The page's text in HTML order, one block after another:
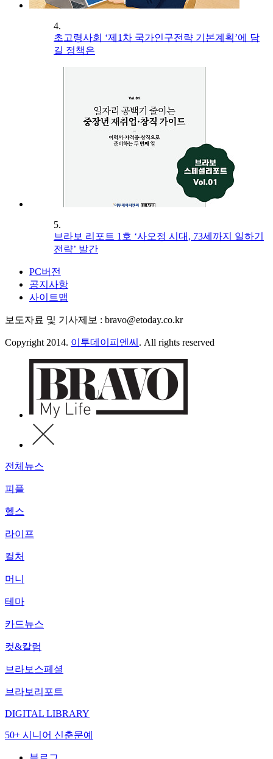
4.
초고령사회 ‘제1차 국가인구전략 기본계획’에 담
길 정책은
5.
브라보 리포트 1호 ‘사오정 시대, 73세까지 일하기
전략’ 발간
PC버전
공지사항
사이트맵
보도자료 및 기사제보 : bravo@etoday.co.kr
Copyright 2014. 이투데이피엔씨 . All rights reserved
전체뉴스
피플
헬스
라이프
컬처
머니
테마
카드뉴스
컷&칼럼
브라보스페셜
브라보리포트
DIGITAL LIBRARY
50+ 시니어 신춘문예